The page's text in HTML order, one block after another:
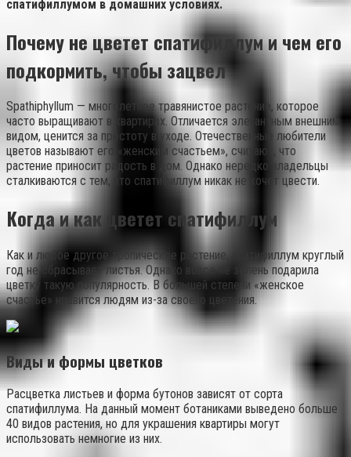
спатифиллумом в домашних условиях.
Почему не цветет спатифиллум и чем его
подкормить, чтобы зацвел
Spathiphyllum — многолетнее травянистое растение, которое
часто выращивают в квартирах. Отличается элегантным внешним
видом, ценится за простоту в уходе. Отечественные любители
цветов называют его «женским счастьем», считают, что
растение приносит радость в дом. Однако нередко владельцы
сталкиваются с тем, что спатифиллум никак не хочет цвести.
Когда и как цветет спатифиллум
Как и любое другое тропическое растение, спатифиллум круглый
год не сбрасывает листья. Однако вовсе не зелень подарила
цветку такую популярность. В большей степени «женское
счастье» нравится людям из-за своего цветения.
Виды и формы цветков
Расцветка листьев и форма бутонов зависят от сорта
спатифиллума. На данный момент ботаниками выведено больше
40 видов растения, но для украшения квартиры могут
использовать немногие из них.